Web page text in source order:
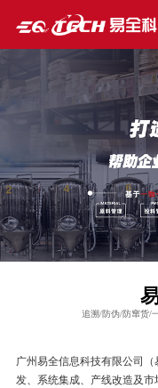
追溯/防伪/防窜货/
广州易全信息科技有限公司
发、系统集成、产线改造及